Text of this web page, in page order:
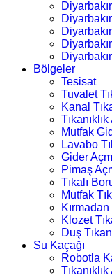
Bölgeler
Tesisat
Tuvalet
Kanal
Mutfak
Lavabo
Gider
Pimaş
Tıkalı
Mutfak
Kırmadan
Klozet
Duş
Su Kaçağı
Robotla